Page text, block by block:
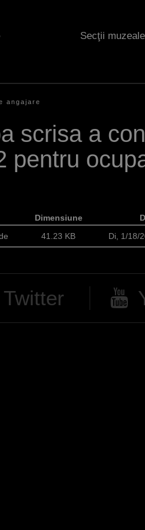
Secţii muzeale
angajare
scrisa a
pentru
Dimensiune
41.23 KB Di, 1/18/
Twitter